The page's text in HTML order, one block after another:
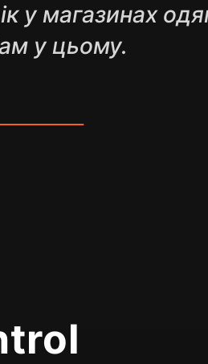
у магазинах
у цьому.